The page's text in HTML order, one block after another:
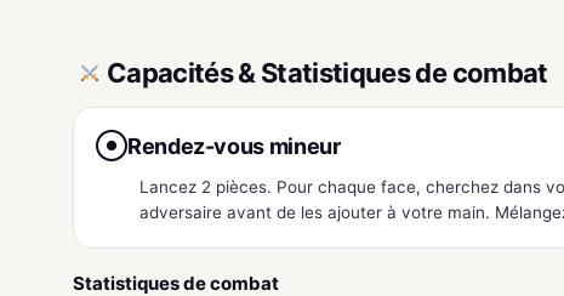
Capacités & Statistiques de combat
● Rendez-vous mineur
Lancez 2 pièces. Pour chaque face, cherchez dans
adversaire avant de les ajouter à votre main.
Statistiques de combat